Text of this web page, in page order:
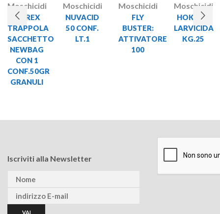
Moschicidi
FLYREX
TRAPPOLA
SACCHETTO
NEWBAG
CON 1
CONF.50GR
GRANULI
Moschicidi
NUVACID
50 CONF.
LT.1
Moschicidi
FLY
BUSTER:
ATTIVATORE
100
Moschicidi
HOKOEX
LARVICIDA
KG.25
Iscriviti alla Newsletter